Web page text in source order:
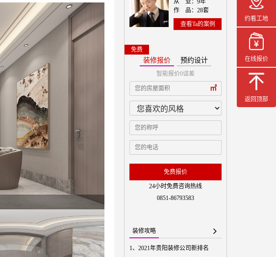
约看工地
在线报价
返回顶部
从 业：9年
作 品：28套
查看Ta的案例
免费
装修报价 预约设计
智能报价0误差
㎡
免费报价
本案设计师
24小时免费咨询热线
0851-86793583
装修攻略
1、 2021年贵阳装修公司新排名